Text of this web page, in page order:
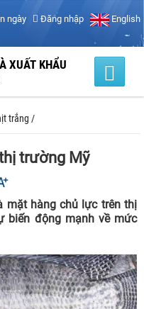
ngày Đăng nhập English
XUẤT KHẨU
trắng /
trường Mỹ
mặt hàng chủ lực trên thị
biến động mạnh về mức